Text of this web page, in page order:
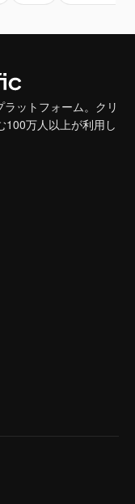
ットフォーム。クリ
100万人以上が利用し